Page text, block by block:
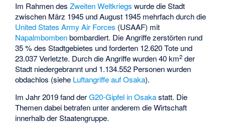
Im Rahmen desZweiten Weltkriegs wurde die Stadt
zwischen März 1945 und August 1945 mehrfach durch die
United States Army Air Forces (USAAF) mit
Napalmbombenbombardiert. Die Angriffe zerstörten rund
35 % des Stadtgebietes und forderten 12.620 Tote und
23.037 Verletzte. Durch die Angriffe wurden 40 km2 der
Stadt niedergebrannt und 1.134.552 Personen wurden
obdachlos (siehe Luftangriffe auf Osaka).
Im Jahr 2019 fand derG20-Gipfel in Osakastatt. Die
Themen dabei betrafen unter anderem die Wirtschaft
innerhalb der Staatengruppe.